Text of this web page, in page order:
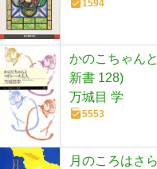
1594
かのこちゃん
新書 128)
万城目 学
5553
月のころはさ